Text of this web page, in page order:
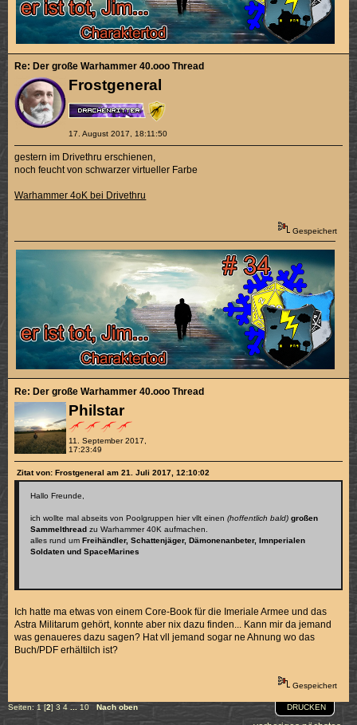
Frostgeneral
17. August 2017, 18:11:50
Re: Der große Warhammer 40.ooo Thread
gestern im Drivethru erschienen,
noch feucht von schwarzer virtueller Farbe
Warhammer 4oK bei Drivethru
Gespeichert
Philstar
11. September 2017,
17:23:49
Re: Der große Warhammer 40.ooo Thread
Zitat von: Frostgeneral am 21. Juli 2017, 12:10:02
Hallo Freunde,
ich wollte mal abseits von Poolgruppen hier vllt einen (hoffentlich bald) großen
Sammelthread zu Warhammer 40K aufmachen.
alles rund umFreihändler, Schattenjäger, Dämonenanbeter, Imnperialen
Soldaten und SpaceMarines
Ich hatte ma etwas von einem Core-Book für die Imeriale Armee und das
Astra Militarum gehört, konnte aber nix dazu finden... Kann mir da jemand
was genaueres dazu sagen? Hat vll jemand sogar ne Ahnung wo das
Buch/PDF erhältilch ist?
Gespeichert
DRUCKEN
Seiten: 1[2] 3 4 ... 10 Nach oben